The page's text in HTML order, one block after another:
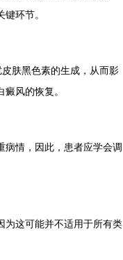
环节。
肤黑色素的生成，从而影
风的恢复。
情，因此，患者应学会调
这可能并不适用于所有类